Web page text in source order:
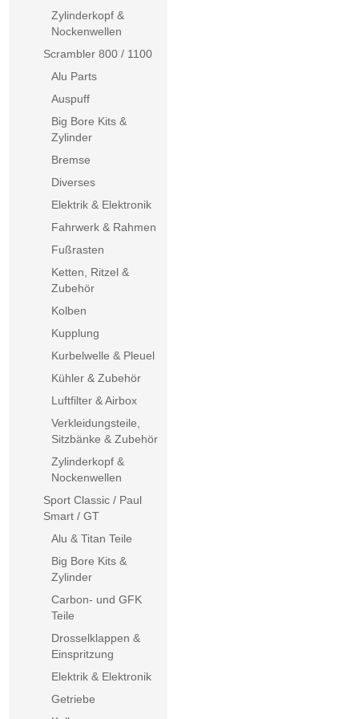
Zylinderkopf &
Nockenwellen
Scrambler 800 / 1100
Alu Parts
Auspuff
Big Bore Kits &
Zylinder
Bremse
Diverses
Elektrik & Elektronik
Fahrwerk & Rahmen
Fußrasten
Ketten, Ritzel &
Zubehör
Kolben
Kupplung
Kurbelwelle & Pleuel
Kühler & Zubehör
Luftfilter & Airbox
Verkleidungsteile,
Sitzbänke & Zubehör
Zylinderkopf &
Nockenwellen
Sport Classic / Paul
Smart / GT
Alu & Titan Teile
Big Bore Kits &
Zylinder
Carbon- und GFK
Teile
Drosselklappen &
Einspritzung
Elektrik & Elektronik
Getriebe